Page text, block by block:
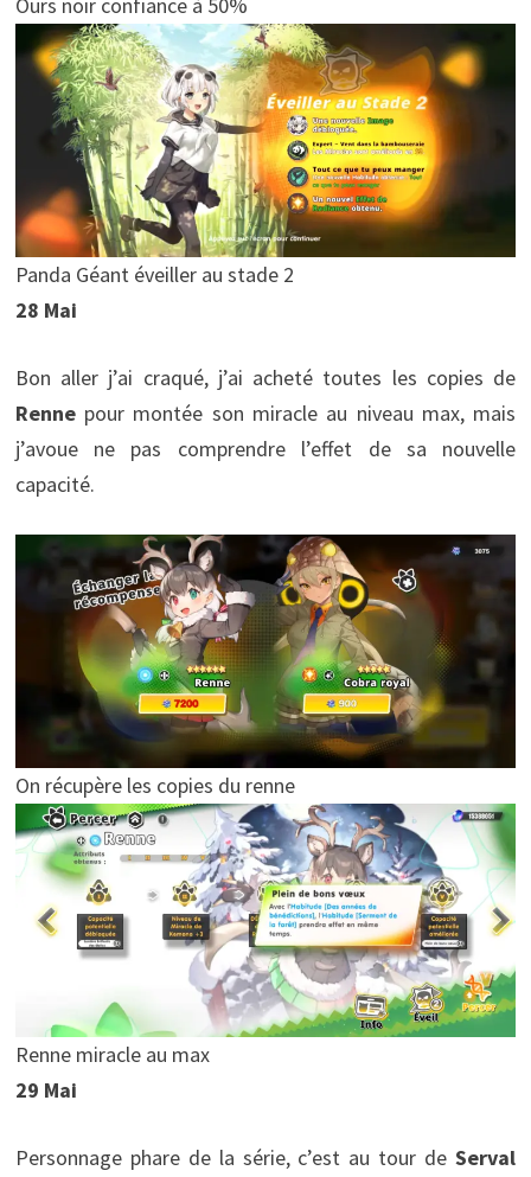
Panda Géant éveiller au stade 2
28 Mai
Bon aller j’ai craqué, j’ai acheté toutes les copies de
Renne pour montée son miracle au niveau max, mais
j’avoue ne pas comprendre l’effet de sa nouvelle
capacité.
On récupère les copies du renne
Renne miracle au max
29 Mai
Personnage phare de la série, c’est au tour deServal